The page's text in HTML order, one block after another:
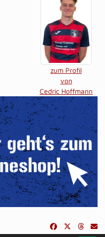
zum Profil
von
Cedric Hoffmann